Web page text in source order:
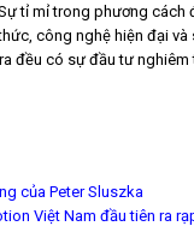
tỉ mỉ trong phương cách
công nghệ hiện đại và
đều có sự đầu tư nghiêm
của Peter Sluszka
Việt Nam đầu tiên ra